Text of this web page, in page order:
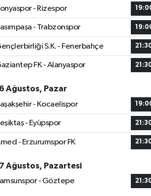
- Rizespor
- Trabzonspor
S.K. - Fenerbahçe
FK - Alanyaspor
Ağustos, Pazar
- Kocaelispor
- Eyüpspor
- Erzurumspor FK
Ağustos, Pazartesi
- Göztepe